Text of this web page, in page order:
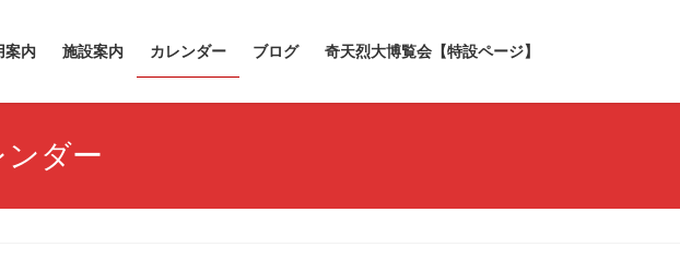
案内 施設案内 カレンダー ブログ 奇天烈大博覧会【特設ページ】
ダー